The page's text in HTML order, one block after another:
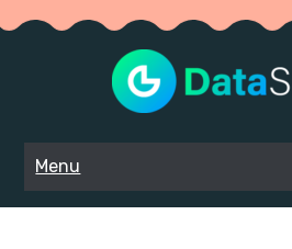
to
Menu